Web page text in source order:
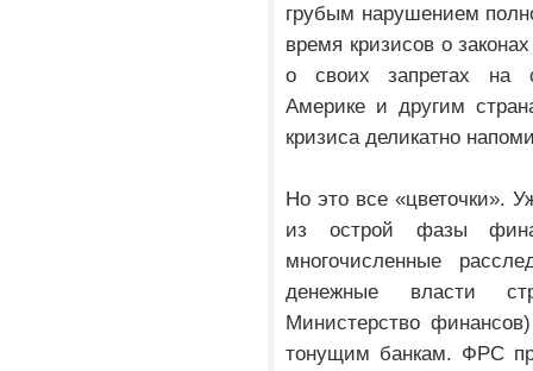
грубым нарушением
время кризисов о
о своих запретах на
Америке и другим
кризиса деликатно
Но это все «цветочки».
из острой фазы
многочисленные
денежные власти
Министерство
тонущим банкам. ФРС